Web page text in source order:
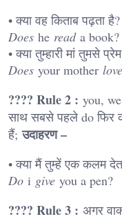
• क्या वह किताब पढ़ता है?
Does he reada book?
• क्या तुम्हारी मां तुमसे
Does your mother love
???? Rule 2 : you,
साथ सबसे पहले do फिर
हैं;उदाहरण –
• क्या मैं तुम्हें एक कलम
Do i give you a pen?
???? Rule 3 : अगर